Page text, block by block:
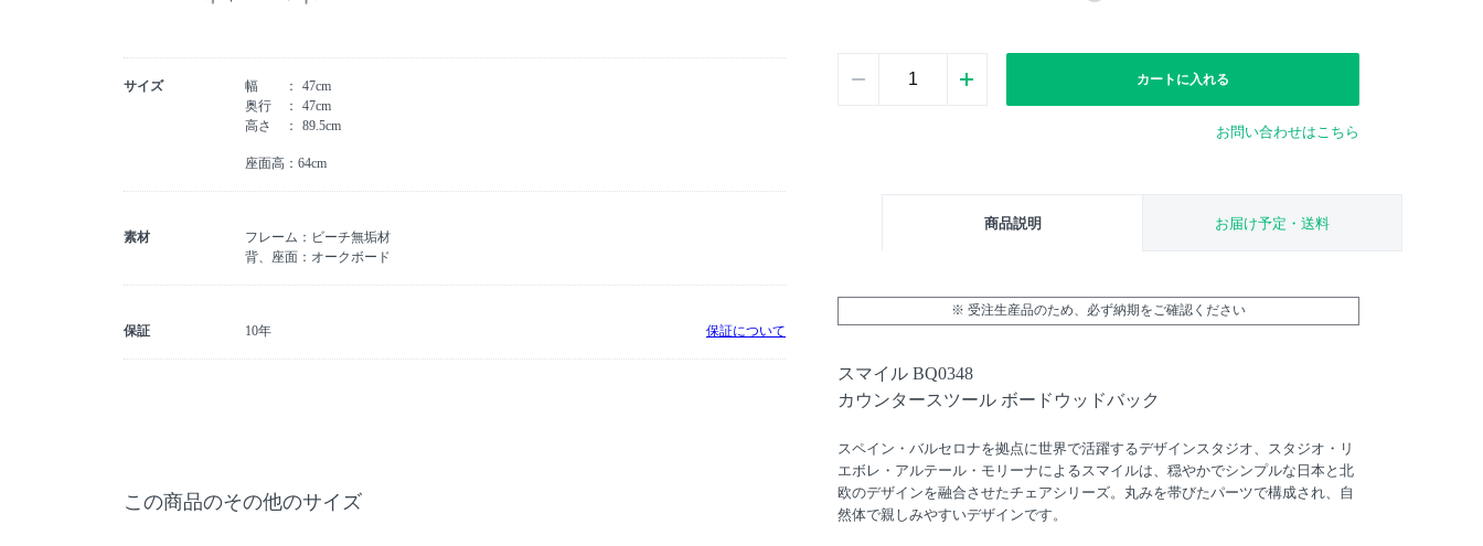
カートに入れる
お問い合わせはこちら
商品説明 お届け予定・送料
※ 受注生産品のため、必ず納期をご確認ください
スマイル BQ0348
カウンタースツール ボードウッドバック
スペイン・バルセロナを拠点に世界で活躍するデザインスタジオ、スタジオ・リ
エボレ・アルテール・モリーナによるスマイルは、穏やかでシンプルな日本と北
欧のデザインを融合させたチェアシリーズ。丸みを帯びたパーツで構成され、自
然体で親しみやすいデザインです。
サイズ 幅
47cm
奥行
47cm
高さ
89.5cm
座面高：64cm
素材
フレーム：ビーチ無垢材
背、座面：オークボード
保証 10年 保証について
この商品のその他のサイズ